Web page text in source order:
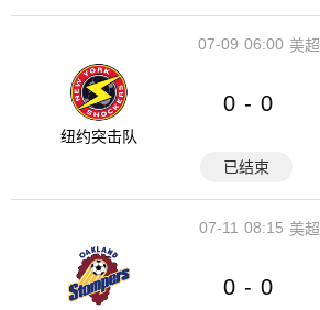
06:00
07-09 美超
纽约突击队
0 - 0
已结束
08:15
07-11 美超
0 - 0